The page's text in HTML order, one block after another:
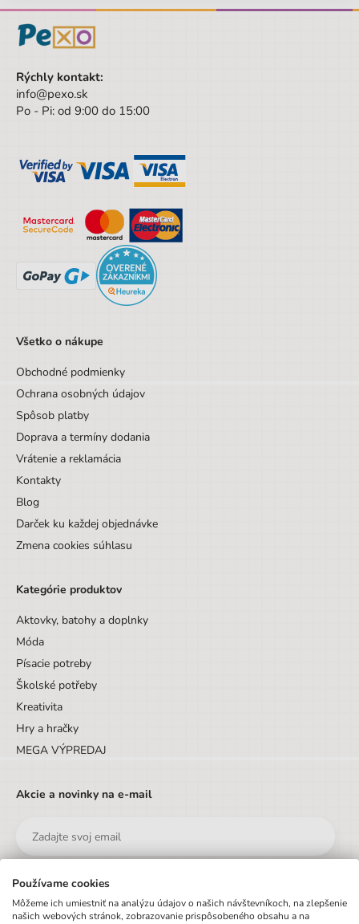
Rýchly kontakt:
info@pexo.sk
Po - Pi: od 9:00 do 15:00
Všetko o nákupe
Obchodné podmienky
Ochrana osobných údajov
Spôsob platby
Doprava a termíny dodania
Vrátenie a reklamácia
Kontakty
Blog
Darček ku každej objednávke
Zmena cookies súhlasu
Kategórie produktov
Aktovky, batohy a doplnky
Móda
Písacie potreby
Školské potřeby
Kreativita
Hry a hračky
MEGA VÝPREDAJ
Akcie a novinky na e-mail
Používame cookies
Môžeme ich umiestniť na analýzu údajov o našich návštevníkoch, na zlepšenie
našich webových stránok, zobrazovanie prispôsobeného obsahu a na